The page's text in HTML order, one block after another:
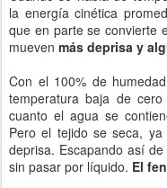
la energía cinética
que en parte se convierte
mueven más deprisa y
Con el 100% de
temperatura baja de
cuanto el agua se
Pero el tejido se seca,
deprisa. Escapando así
sin pasar por líquido. El